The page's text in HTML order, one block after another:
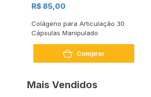
R$ 85,00
Colágeno para Articulação 30
Cápsulas Manipulado
Comprar
Mais Vendidos